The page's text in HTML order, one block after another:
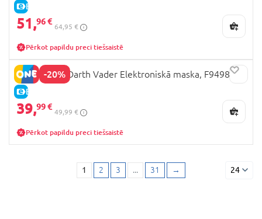
E-CENA
51,96 €
64,95 €
Pērkot papildu preci tiešsaistē
-20%
E-CENA
STAR WARS Darth Vader Elektroniskā maska, F9498
39,99 €
49,99 €
Pērkot papildu preci tiešsaistē
1 2 3 ... 31 → 24